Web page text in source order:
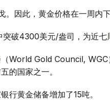
。因此，黄金价格在一周内
破4300美元/盎司，为近七
（World Gold Council,
的国家之一。
行黄金储备增加了15吨。